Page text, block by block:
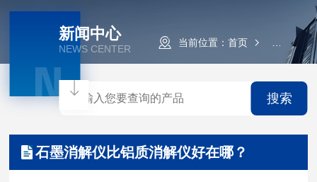
当前位置： 首页 新闻资讯
N
新闻中心
NEWS CENTER
搜索
石墨消解仪比铝质消解仪好在哪？